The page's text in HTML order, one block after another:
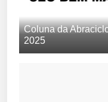
Coluna da
2025